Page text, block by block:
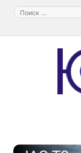
Перейти
содержимому
Поиск: